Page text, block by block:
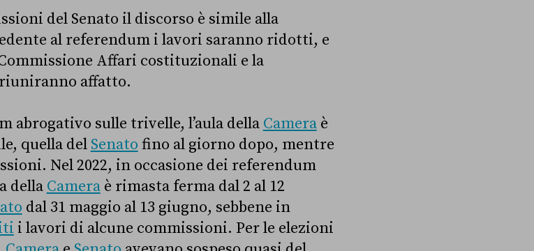
del Senato il discorso è simile alla
al referendum i lavori saranno ridotti, e
Affari costituzionali e la
affatto.
abrogativo sulle trivelle, l’aula della Cameraè
quella del Senato fino al giorno dopo, mentre
Nel 2022, in occasione dei referendum
della Cameraè rimasta ferma dal 2 al 12
dal 31 maggio al 13 giugno, sebbene in
i lavori di alcune commissioni. Per le elezioni